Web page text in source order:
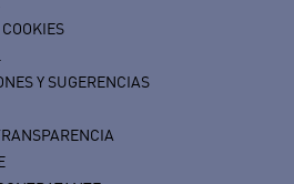
Y SUGERENCIAS